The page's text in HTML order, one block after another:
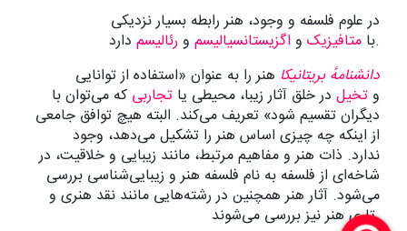
در علوم فلسفه و وجود، هنر رابطه بسیار نزدیکی
با متافیزیک و اگزیستانسیالیسم و رئالیسم
دارد.
دانشنامهٔ بریتانیکا هنر را به عنوان «استفاده از توانایی
وتخیل در خلق آثار زیبا، محیطی یا تجاربی که می‌توان با
دیگران تقسیم شود» تعریف می‌کند. البته هیچ توافق جامعی
از اینکه چه چیزی اساس هنر را تشکیل می‌دهد، وجود
ندارد. ذات هنر و مفاهیم مرتبط، مانند زیبایی و خلاقیت، در
شاخه‌ای از فلسفه به نام فلسفه هنر و زیبایی‌شناسی بررسی
می‌شود. آثار هنر همچنین در رشته‌هایی مانند نقد هنری و
تاری هنر نیز بررسی می‌شوند.